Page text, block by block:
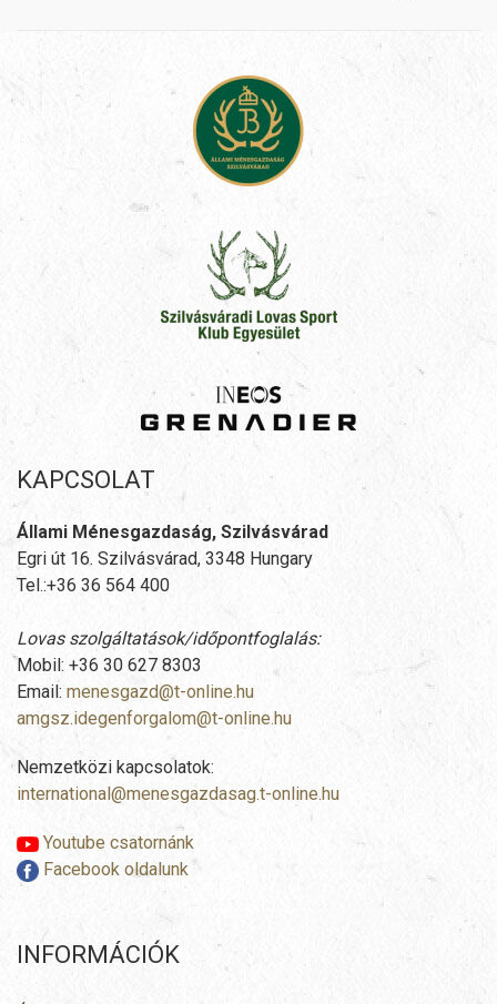
KAPCSOLAT
Állami Ménesgazdaság, Szilvásvárad
Egri út 16. Szilvásvárad, 3348 Hungary
Tel.:+36 36 564 400
Lovas szolgáltatások/időpontfoglalás:
Mobil: +36 30 627 8303
Email: menesgazd@t-online.hu
amgsz.idegenforgalom@t-online.hu
Nemzetközi kapcsolatok:
international@menesgazdasag.t-online.hu
Youtube csatornánk
Facebook oldalunk
INFORMÁCIÓK